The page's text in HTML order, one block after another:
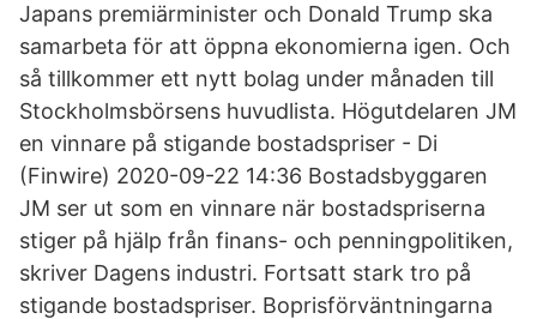
Japans premiärminister och Donald Trump ska
samarbeta för att öppna ekonomierna igen. Och
så tillkommer ett nytt bolag under månaden till
Stockholmsbörsens huvudlista. Högutdelaren JM
en vinnare på stigande bostadspriser - Di
(Finwire) 2020-09-22 14:36 Bostadsbyggaren
JM ser ut som en vinnare när bostadspriserna
stiger på hjälp från finans- och penningpolitiken,
skriver Dagens industri. Fortsatt stark tro på
stigande bostadspriser. Boprisförväntningarna